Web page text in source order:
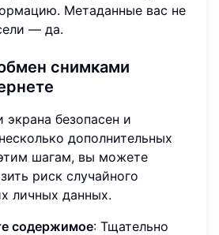
Метаданные вас не
— да.
снимками
безопасен и
дополнительных
шагам, вы можете
риск случайного
личных данных.
содержимое: Тщательно